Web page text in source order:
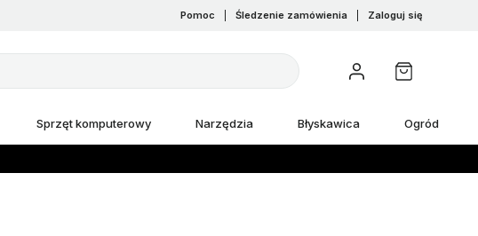
Pomoc Śledzenie zamówienia Zaloguj się
Sprzęt komputerowy Narzędzia Błyskawica Ogród